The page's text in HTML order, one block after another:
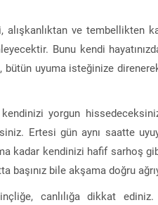
ve tembellikten
Bunu kendi
bütün uyuma isteğinize
yorgun
Ertesi gün aynı saatte
kadar kendinizi hafif
başınız bile akşama doğru
canlılığa dikkat